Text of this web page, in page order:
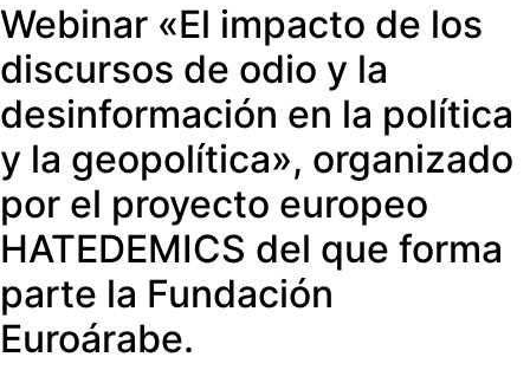
Webinar «El impacto de los
discursos de odio y la
desinformación en la política
y la geopolítica», organizado
por el proyecto europeo
HATEDEMICS del que forma
parte la Fundación
Euroárabe.